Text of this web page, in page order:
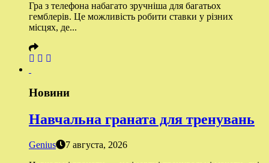
Гра з телефона набагато зручніша для багатьох
гемблерів. Це можливість робити ставки у різних
місцях, де...
Новини
Навчальна граната для тренувань
Genius
7 августа, 2026